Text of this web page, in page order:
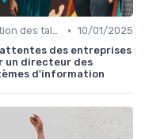
Gestion des talents IT • 10/01/2025
attentes des entreprises
un directeur des
d'information